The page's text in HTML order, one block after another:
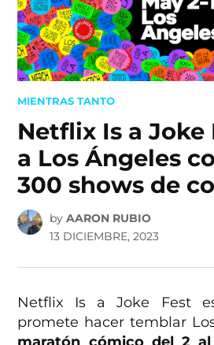
POSTED
MIENTRAS TANTO
Netflix Is a Joke
a Los Ángeles
300 shows de
by AARON RUBIO
13 DICIEMBRE, 2023
Netflix Is a Joke Fest
promete hacer temblar